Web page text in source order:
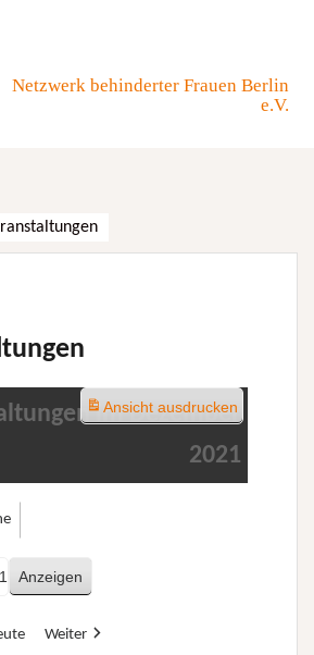
Netzwerk behinderter Frauen Berlin
e.V.
im Dezember
2021
Weiter
Ansichtausdrucken